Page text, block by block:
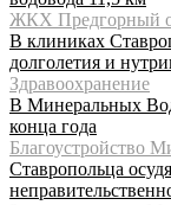
ЖКХ Предгорный
В клиниках
долголетия и
Здравоохранение
В Минеральных
конца года
Благоустройство
Ставропольца